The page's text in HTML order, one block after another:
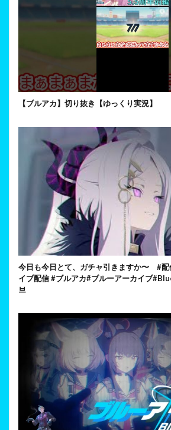
【ブルアカ】切り抜き【ゆっくり実況】
今日も今日とて、ガチャ引きますか〜 #配
イブ配信 #ブルアカ#ブルーアーカイブ
브